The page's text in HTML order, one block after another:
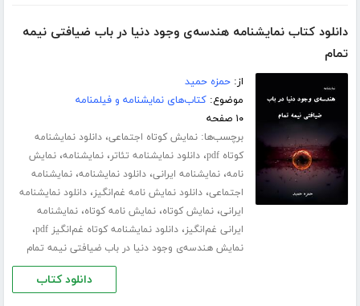
دانلود کتاب نمایشنامه هندسه‌ی وجود دنیا در باب ضیافتی نیمه
تمام
از:حمزه حمید
موضوع:کتاب‌های نمایشنامه و فیلمنامه
۱۰ صفحه
برچسب‌ها:نمایش کوتاه اجتماعی،دانلود نمایشنامه
کوتاه pdf
،دانلود نمایشنامه تئاتر،نمایشنامه،نمایش
نامه،نمایشنامه ایرانی،دانلود نمایشنامه،نمایشنامه
اجتماعی،دانلود نمایش نامه غم‌انگیز،دانلود نمایشنامه
ایرانی،نمایش کوتاه،نمایش نامه کوتاه،نمایشنامه
ایرانی غم‌انگیز،دانلود نمایشنامه کوتاه غم‌انگیز pdf ،
نمایش هندسه‌ی وجود دنیا در باب ضیافتی نیمه تمام
دانلود کتاب